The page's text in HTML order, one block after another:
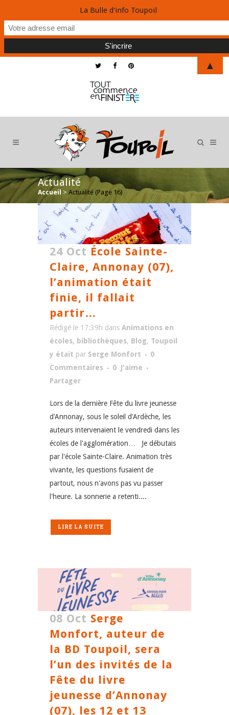
Actualité
Accueil > Actualité (Page 16)
24 Oct École Sainte-
Claire, Annonay (07),
l’animation était
finie, il fallait
partir…
Rédigé le 17:39h dans Animations en
écoles, bibliothèques, Blog, Toupoil
y était par Serge Monfort
0
Commentaires
0 J'aime
Partager
Lors de la dernière Fête du livre jeunesse
d'Annonay, sous le soleil d'Ardèche, les
auteurs intervenaient le vendredi dans les
écoles de l'agglomération… Je débutais
par l'école Sainte-Claire. Animation très
vivante, les questions fusaient de
partout, nous n'avons pas vu passer
l'heure. La sonnerie a retenti....
LIRE LA SUITE
08 Oct Serge
Monfort, auteur de
la BD Toupoil, sera
l’un des invités de la
Fête du livre
jeunesse d’Annonay
(07), les 12 et 13
La Bulle d'info Toupoil
▲